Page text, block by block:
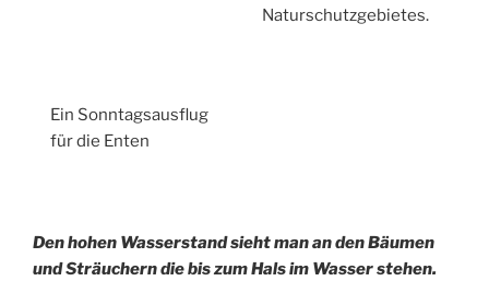
Naturschutzgebietes.
Ein Sonntagsausflug
für die Enten
Den hohen Wasserstand sieht man an den Bäumen
und Sträuchern die bis zum Hals im Wasser stehen.